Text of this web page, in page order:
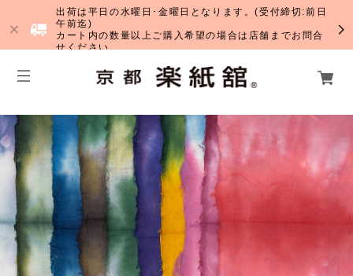
出荷は平日の水曜日･金曜日となります。(受付締切:前日
午前迄)
カート内の数量以上ご購入希望の場合は店舗までお問合
せください。